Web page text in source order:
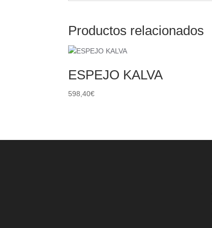
Productos relacionados
ESPEJO KALVA
598,40€